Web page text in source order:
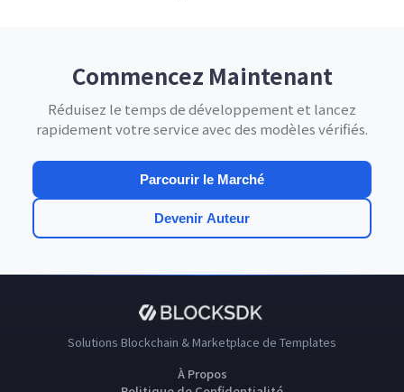
Commencez Maintenant
Réduisez le temps de développement et lancez
rapidement votre service avec des modèles vérifiés.
Parcourir le Marché
Devenir Auteur
Solutions Blockchain & Marketplace de Templates
À Propos